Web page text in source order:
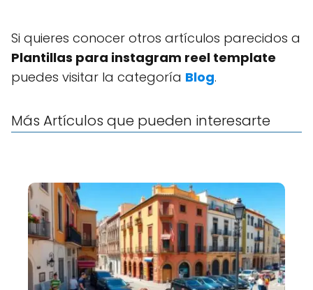
Si quieres conocer otros artículos parecidos a
Plantillas para instagram reel template
puedes visitar la categoría Blog.
Más Artículos que pueden interesarte